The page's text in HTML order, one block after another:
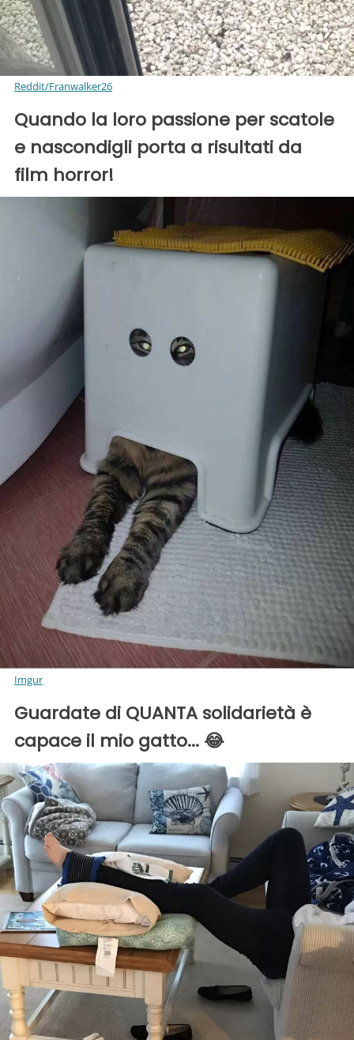
Reddit/Franwalker26
Quando la loro passione per scatole
e nascondigli porta a risultati da
film horror!
Imgur
Guardate di QUANTA solidarietà è
capace il mio gatto... 😂